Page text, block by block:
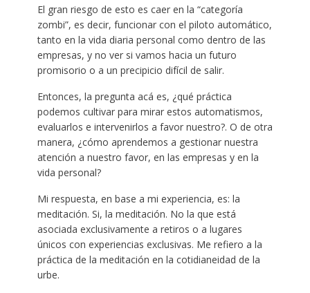
El gran riesgo de esto es caer en la “categoría
zombi”, es decir, funcionar con el piloto automático,
tanto en la vida diaria personal como dentro de las
empresas, y no ver si vamos hacia un futuro
promisorio o a un precipicio difícil de salir.
Entonces, la pregunta acá es, ¿qué práctica
podemos cultivar para mirar estos automatismos,
evaluarlos e intervenirlos a favor nuestro?. O de otra
manera, ¿cómo aprendemos a gestionar nuestra
atención a nuestro favor, en las empresas y en la
vida personal?
Mi respuesta, en base a mi experiencia, es: la
meditación. Si, la meditación. No la que está
asociada exclusivamente a retiros o a lugares
únicos con experiencias exclusivas. Me refiero a la
práctica de la meditación en la cotidianeidad de la
urbe.